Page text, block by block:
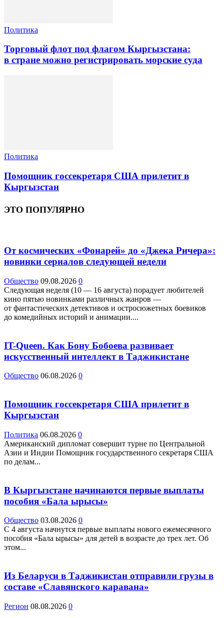
Политика
Торговый флот под флагом Кыргызстана:
в стране можно регистрировать морские суда
Политика
Помощник госсекретаря США прилетит в
Кыргызстан
ЭТО ПОПУЛЯРНО
От космических «Фонарей» до «Джека Ричера»:
новинки сериалов следующей недели
Общество 09.08.2026 0
Следующая неделя (10 — 16 августа) порадует любителей
кино пятью новинками различных жанров —
от фантастических детективов и остросюжетных боевиков
до комедийных историй и анимации....
IT-Queen. Как Бону Бобоева развивает
искусственный интеллект в Таджикистане
Общество 06.08.2026 0
Помощник госсекретаря США прилетит в
Кыргызстан
Политика 06.08.2026 0
Американский дипломат совершит турне по Центральной
Азии и Индии Помощник государственного секретаря США
по делам...
В Кыргызстане начинаются первые выплаты
пособия «Бала ырысы»
Общество 03.08.2026 0
С 4 августа начнутся первые выплаты нового ежемесячного
пособия «Бала ырысы» для детей в возрасте до трех лет. Об
этом...
Из Беларуси в Таджикистан отправили грузы в
составе «Славянского каравана»
Регион 08.08.2026 0